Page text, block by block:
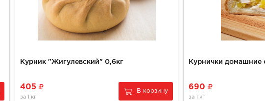
Курник "Жигулевский" 0,6кг
405
за 1 кг
В корзину
690
за 1 кг